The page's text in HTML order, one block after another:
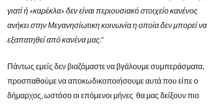
γιατί ή «καρέκλα» δεν είναι περιουσιακό στοιχείο κανένος
ανήκει στην Μεγανησίωτικη κοινωνία η οποία δεν μπορεί να
εξαπατηθεί από κανένα μας.”
Πάντως εμείς δεν βιαζόμαστε να βγάλουμε συμπεράσματα,
προσπαθούμε να αποκωδικοποιήσουμε αυτά που είπε ο
δήμαρχος, ωστόσο οι επόμενοι μήνες θα μας δείξουν πιο